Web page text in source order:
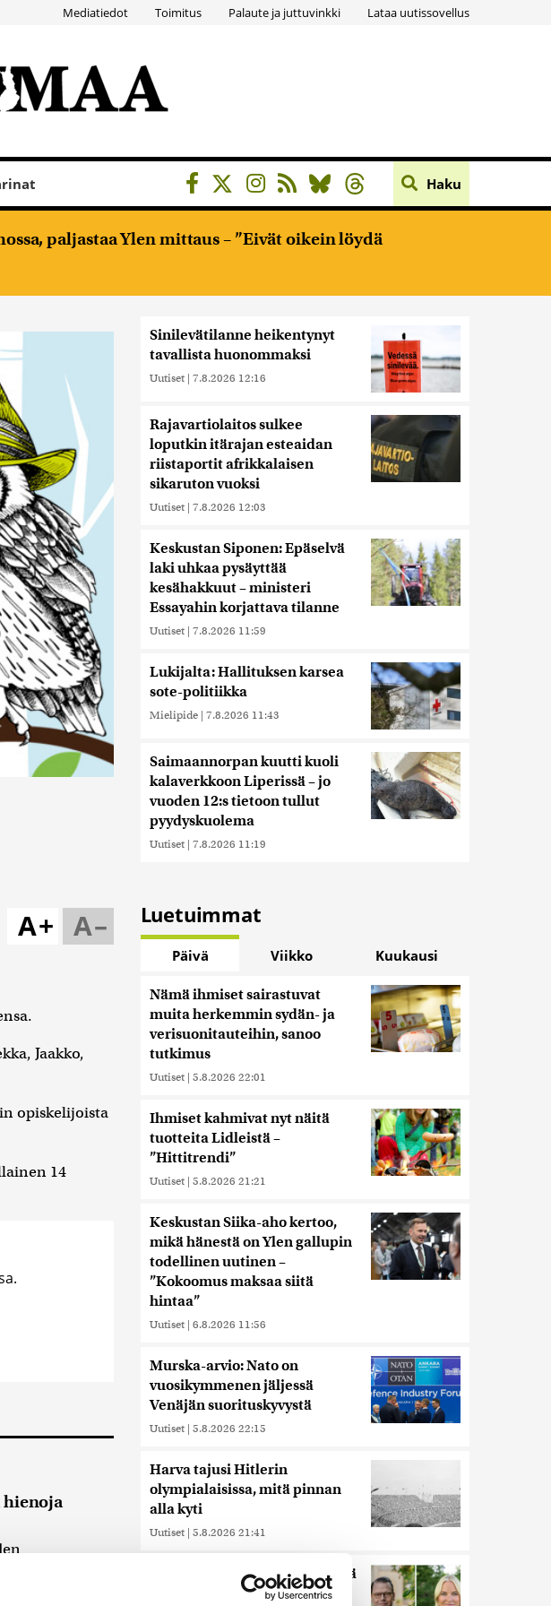
Mediatiedot Toimitus Palaute ja juttuvinkki Lataa uutissovellus
Haku
paljastaa Ylen mittaus – ”Eivät oikein löydä
A–
A+
Jaakko,
opiskelijoista
14
hienoja
Sinilevätilanne heikentynyt
tavallista huonommaksi
Uutiset | 7.8.2026 12:16
Rajavartiolaitos sulkee
loputkin itärajan esteaidan
riistaportit afrikkalaisen
sikaruton vuoksi
Uutiset | 7.8.2026 12:03
Keskustan Siponen: Epäselvä
laki uhkaa pysäyttää
kesähakkuut – ministeri
Essayahin korjattava tilanne
Uutiset | 7.8.2026 11:59
Lukijalta: Hallituksen karsea
sote-politiikka
Mielipide | 7.8.2026 11:43
Saimaannorpan kuutti kuoli
kalaverkkoon Liperissä – jo
vuoden 12:s tietoon tullut
pyydyskuolema
Uutiset | 7.8.2026 11:19
Luetuimmat
Päivä Viikko Kuukausi
Nämä ihmiset sairastuvat
muita herkemmin sydän- ja
verisuonitauteihin, sanoo
tutkimus
Uutiset | 5.8.2026 22:01
Ihmiset kahmivat nyt näitä
tuotteita Lidleistä –
”Hittitrendi”
Uutiset | 5.8.2026 21:21
Keskustan Siika-aho kertoo,
mikä hänestä on Ylen gallupin
todellinen uutinen –
”Kokoomus maksaa siitä
hintaa”
Uutiset | 6.8.2026 11:56
Murska-arvio: Nato on
vuosikymmenen jäljessä
Venäjän suorituskyvystä
Uutiset | 5.8.2026 22:15
Harva tajusi Hitlerin
olympialaisissa, mitä pinnan
alla kyti
Uutiset | 5.8.2026 21:41
Miksi Ruotsin Daniel on pelkkä
prinssi, mutta Norjan Mette-